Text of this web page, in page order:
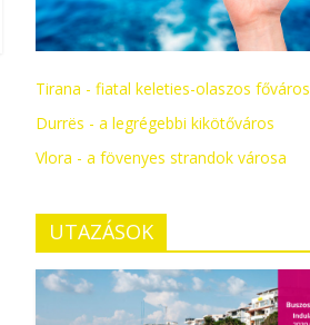
Tirana - fiatal keleties-olaszos főváros
Durrës - a legrégebbi kikötőváros
Vlora - a fövenyes strandok városa
UTAZÁSOK